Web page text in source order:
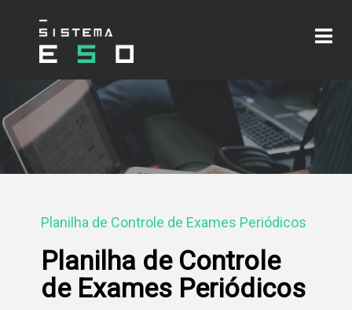
Planilha de Controle de Exames Periódicos
Planilha de Controle
de Exames Periódicos